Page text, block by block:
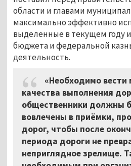
области и главами
максимально эффективно
выделенные в текущем году
бюджета и федеральной
деятельность.
«Необходимо вести
качества выполнения
общественники должны
вовлечены в приёмки,
дорог, чтобы после
периода дороги не
неприглядное зрелище.